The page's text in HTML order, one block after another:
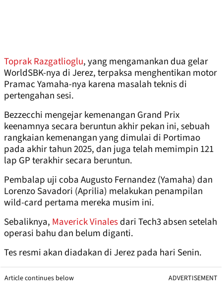
Toprak Razgatlioglu, yang mengamankan dua gelar
WorldSBK-nya di Jerez, terpaksa menghentikan motor
Pramac Yamaha-nya karena masalah teknis di
pertengahan sesi.
Bezzecchi mengejar kemenangan Grand Prix
keenamnya secara beruntun akhir pekan ini, sebuah
rangkaian kemenangan yang dimulai di Portimao
pada akhir tahun 2025, dan juga telah memimpin 121
lap GP terakhir secara beruntun.
Pembalap uji coba Augusto Fernandez (Yamaha) dan
Lorenzo Savadori (Aprilia) melakukan penampilan
wild-card pertama mereka musim ini.
Sebaliknya, Maverick Vinalesdari Tech3 absen setelah
operasi bahu dan belum diganti.
Tes resmi akan diadakan di Jerez pada hari Senin.
Article continues below ADVERTISEMENT